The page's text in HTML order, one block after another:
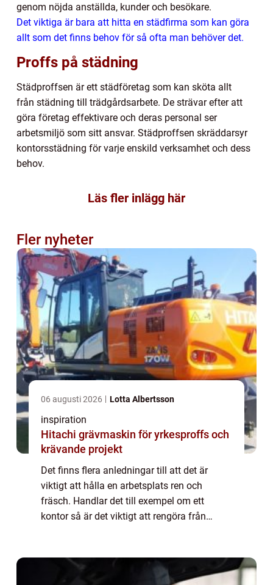
genom nöjda anställda, kunder och besökare.
Det viktiga är bara att hitta en städfirma som kan göra
allt som det finns behov för så ofta man behöver det.
Proffs på städning
Städproffsen är ett städföretag som kan sköta allt
från städning till trädgårdsarbete. De strävar efter att
göra företag effektivare och deras personal ser
arbetsmiljö som sitt ansvar. Städproffsen skräddarsyr
kontorsstädning för varje enskild verksamhet och dess
behov.
Läs fler inlägg här
Fler nyheter
06 augusti 2026 Lotta Albertsson
inspiration
Hitachi grävmaskin för yrkesproffs och
krävande projekt
Det finns flera anledningar till att det är
viktigt att hålla en arbetsplats ren och
fräsch. Handlar det till exempel om ett
kontor så är det viktigt att rengöra från